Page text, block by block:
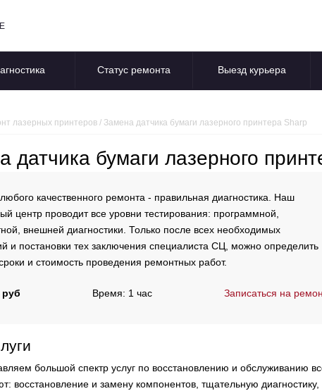
Статус ремонта Выезд курьера
лазерных принтеров / Замена датчика бумаги лазерного принтера Sharp
датчика бумаги лазерного
качественного ремонта - правильная диагностика. Наш
центр проводит все уровни тестирования: программной,
внешней диагностики. Только после всех необходимых
и постановки тех заключения специалиста СЦ, можно определить
и стоимость проведения ремонтных работ.
руб Время: 1 час Записаться на
большой спектр услуг по восстановлению и обслуживанию
восстановление и замену компонентов, тщательную